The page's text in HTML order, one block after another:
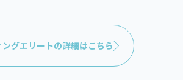
グエリートの詳細はこちら